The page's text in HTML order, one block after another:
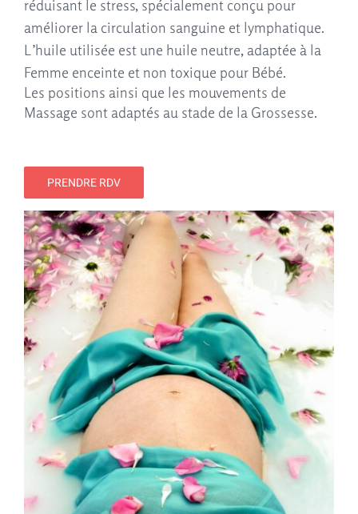
réduisant le stress, spécialement conçu pour
améliorer la circulation sanguine et lymphatique.
L’huile utilisée est une huile neutre, adaptée à la
Femme enceinte et non toxique pour Bébé.
Les positions ainsi que les mouvements de
Massage sont adaptés au stade de la Grossesse.
PRENDRE RDV